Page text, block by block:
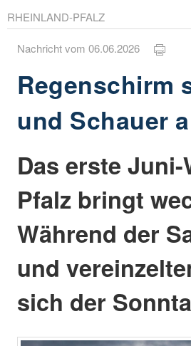
RHEINLAND-PFALZ
Nachricht vom 06.06.2026
Regenschirm
und Schauer
Das erste
Pfalz bringt
Während der
und
sich der